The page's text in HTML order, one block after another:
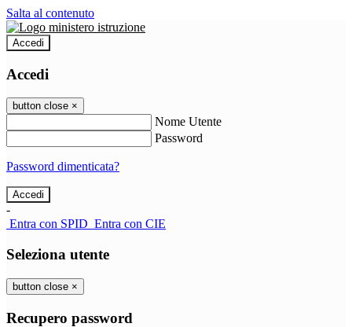
Salta al contenuto
Accedi
Accedi
button close ×
Nome Utente
Password
Password dimenticata?
-
Entra con SPID Entra con CIE
Seleziona utente
button close ×
Recupero password